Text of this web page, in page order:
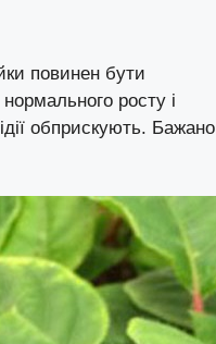
повинен бути
росту і
обприскують. Бажано